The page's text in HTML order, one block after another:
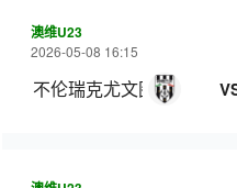
澳维U23
2026-05-08 16:15
不伦瑞克尤文图斯U23